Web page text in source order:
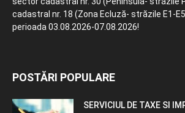
cadastral nr. 18 (Zona Ecluză- străzile E1-
perioada 03.08.2026-07.08.2026!
POSTĂRI POPULARE
SERVICIUL DE TAXE SI